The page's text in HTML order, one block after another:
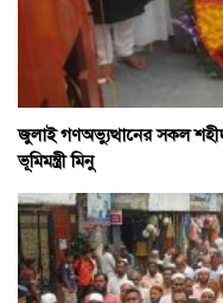
জুলাই গণঅভ্যুত্থানের সকল
ভূমিমন্ত্রী মিনু